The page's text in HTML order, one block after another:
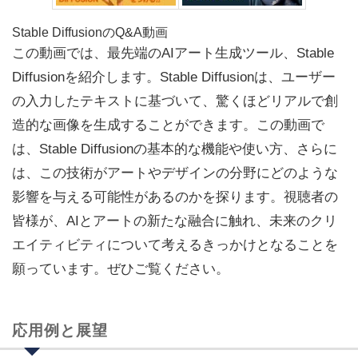
Stable DiffusionのQ&A動画
この動画では、最先端のAIアート生成ツール、Stable
Diffusionを紹介します。Stable Diffusionは、ユーザー
の入力したテキストに基づいて、驚くほどリアルで創
造的な画像を生成することができます。この動画で
は、Stable Diffusionの基本的な機能や使い方、さらに
は、この技術がアートやデザインの分野にどのような
影響を与える可能性があるのかを探ります。視聴者の
皆様が、AIとアートの新たな融合に触れ、未来のクリ
エイティビティについて考えるきっかけとなることを
願っています。ぜひご覧ください。
応用例と展望